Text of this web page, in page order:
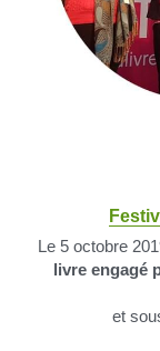
Le 5 octobre
livre engagé
et